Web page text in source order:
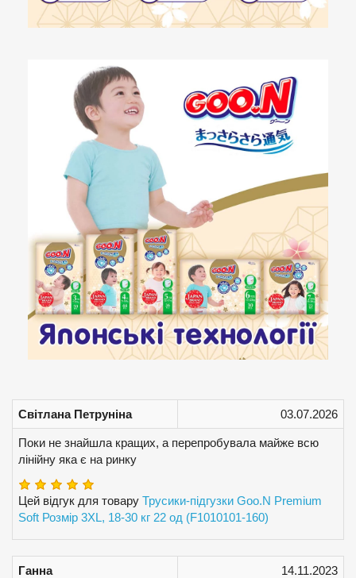
Світлана Петруніна 03.07.2026
Поки не знайшла кращих, а перепробувала майже всю
лінійну яка є на ринку
Цей відгук для товару Трусики-підгузки Goo.N Premium
Soft Розмір 3XL, 18-30 кг 22 од (F1010101-160)
Ганна 14.11.2023